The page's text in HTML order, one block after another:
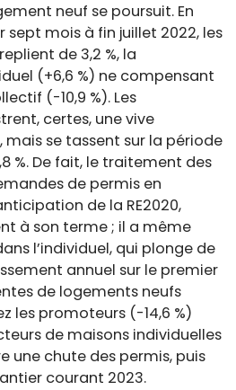
neuf se poursuit. En
sept mois à fin juillet 2022, les
de 3,2 %, la
(+6,6 %) ne compensant
(-10,9 %). Les
certes, une vive
mais se tassent sur la période
%. De fait, le traitement des
de permis en
de la RE2020,
à son terme ; il a même
l’individuel, qui plonge de
annuel sur le premier
de logements neufs
les promoteurs (-14,6 %)
de maisons individuelles
une chute des permis, puis
courant 2023.